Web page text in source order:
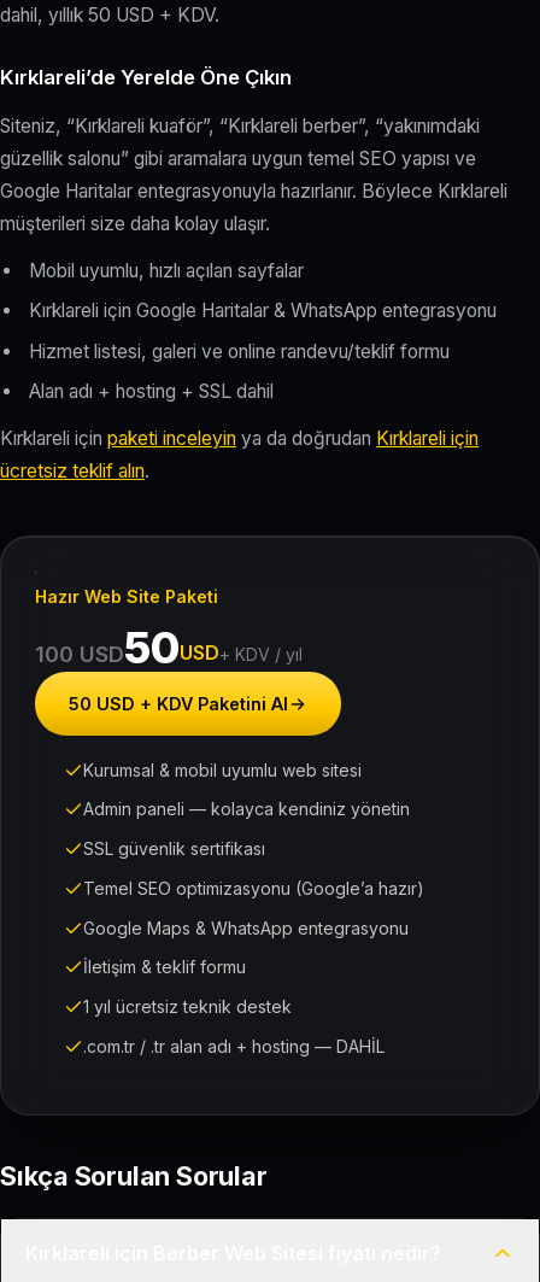
dahil, yıllık 50 USD + KDV.
Kırklareli’de Yerelde Öne Çıkın
Siteniz, “Kırklareli kuaför”, “Kırklareli berber”, “yakınımdaki
güzellik salonu” gibi aramalara uygun temel SEO yapısı ve
Google Haritalar entegrasyonuyla hazırlanır. Böylece Kırklareli
müşterileri size daha kolay ulaşır.
Mobil uyumlu, hızlı açılan sayfalar
Kırklareli için Google Haritalar & WhatsApp entegrasyonu
Hizmet listesi, galeri ve online randevu/teklif formu
Alan adı + hosting + SSL dahil
Kırklareli için paketi inceleyin ya da doğrudan Kırklareli için
ücretsiz teklif alın.
Hazır Web Site Paketi
100 USD50USD+ KDV / yıl
50 USD + KDV Paketini Al
Kurumsal & mobil uyumlu web sitesi
Admin paneli — kolayca kendiniz yönetin
SSL güvenlik sertifikası
Temel SEO optimizasyonu (Google’a hazır)
Google Maps & WhatsApp entegrasyonu
İletişim & teklif formu
1 yıl ücretsiz teknik destek
.com.tr / .tr alan adı + hosting — DAHİL
Sıkça Sorulan Sorular